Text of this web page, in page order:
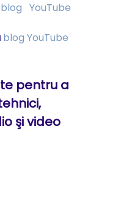
blog YouTube
blog YouTube
pentru a
şi video